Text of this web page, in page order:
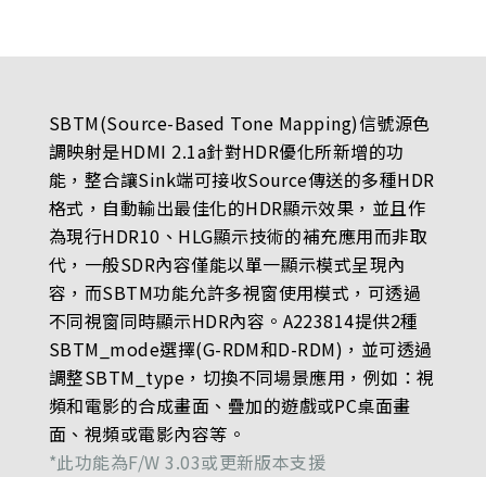
SBTM(Source-Based Tone Mapping)信號源色
調映射是HDMI 2.1a針對HDR優化所新增的功
能，整合讓Sink端可接收Source傳送的多種HDR
格式，自動輸出最佳化的HDR顯示效果，並且作
為現行HDR10、HLG顯示技術的補充應用而非取
代，一般SDR內容僅能以單一顯示模式呈現內
容，而SBTM功能允許多視窗使用模式，可透過
不同視窗同時顯示HDR內容。A223814提供2種
SBTM_mode選擇(G-RDM和D-RDM)，並可透過
調整SBTM_type，切換不同場景應用，例如：視
頻和電影的合成畫面、疊加的遊戲或PC桌面畫
面、視頻或電影內容等。
*此功能為F/W 3.03或更新版本支援